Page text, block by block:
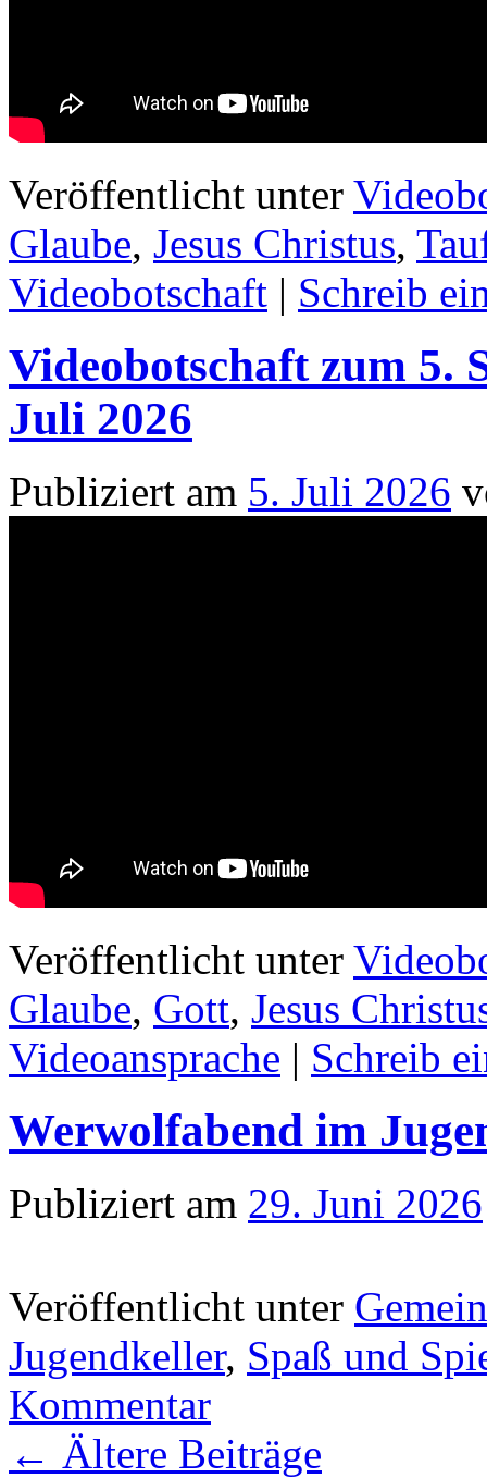
Veröffentlicht unter
Glaube, Jesus Christus,
Videobotschaft | Schreib
Videobotschaft zum 5.
Juli 2026
Publiziert am 5. Juli 2026
Veröffentlicht unter
Glaube, Gott, Jesus
Videoansprache | Schreib
Werwolfabend im
Publiziert am 29. Juni 2026
Veröffentlicht unter
Jugendkeller, Spaß und
Kommentar
← Ältere Beiträge